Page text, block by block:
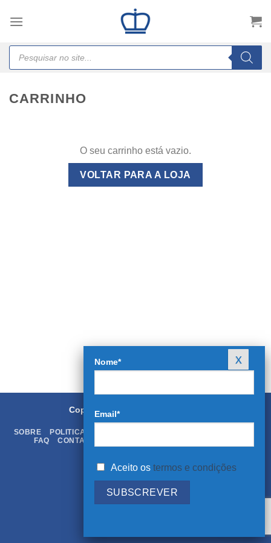
Products
search
CARRINHO
O seu carrinho está vazio.
VOLTAR PARA A LOJA
Copyright 2026 ©
SOBRE POLITICA DE PRIVACIDADE
FAQ
CONTATOS
Nome*
Email*
Aceito os termos e condições